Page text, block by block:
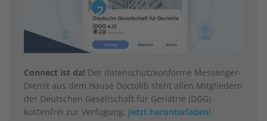
Connect ist da! Der datenschutzkonforme Messenger-
Dienst aus dem Hause Doctolib steht allen Mitgliedern
der Deutschen Gesellschaft für Geriatrie (DGG)
kostenfrei zur Verfügung. Jetzt herunterladen!